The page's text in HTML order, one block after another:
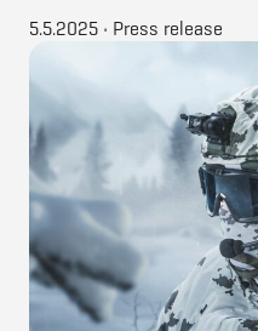
5.5.2025 • Press release